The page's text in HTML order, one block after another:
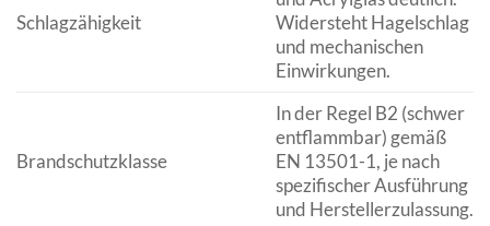
Schlagzähigkeit
Widersteht Hagelschlag
und mechanischen
Einwirkungen.
Brandschutzklasse
In der Regel B2 (schwer
entflammbar) gemäß
EN 13501-1, je nach
spezifischer Ausführung
und Herstellerzulassung.